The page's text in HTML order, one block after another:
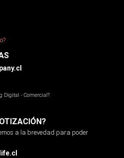
Digital - Comercial?
a la brevedad para poder